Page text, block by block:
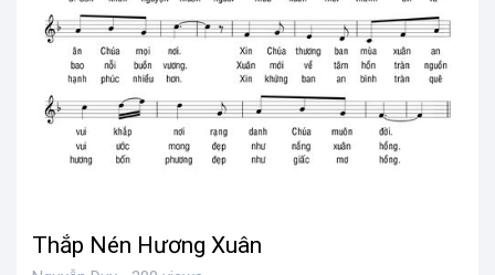
Thắp Nén Hương Xuân